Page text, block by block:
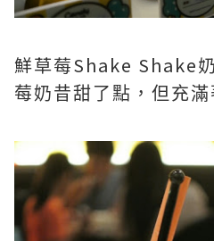
鮮草莓Shake Shake
莓奶昔甜了點，但充滿